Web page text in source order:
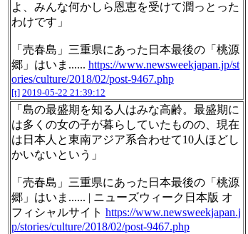
よ、みんな何かしら恩恵を受けて潤っとった
わけです」
「売春島」三重県にあった日本最後の「桃源
郷」はいま...... https://www.newsweekjapan.jp/st
ories/culture/2018/02/post-9467.php
[t] 2019-05-22 21:39:12
「島の最盛期を知る人はみな高齢。最盛期に
は多くの女の子が暮らしていたものの、現在
は日本人と東南アジア系合わせて10人ほどし
かいないという」
「売春島」三重県にあった日本最後の「桃源
郷」はいま...... | ニューズウィーク日本版 オ
フィシャルサイト https://www.newsweekjapan.j
p/stories/culture/2018/02/post-9467.php